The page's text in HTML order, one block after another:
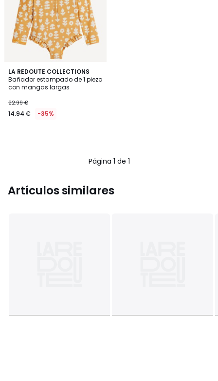
LA REDOUTE COLLECTIONS
Bañador estampado de 1 pieza
con mangas largas
22.99 €
14.94 € -35%
Página 1 de 1
Artículos similares